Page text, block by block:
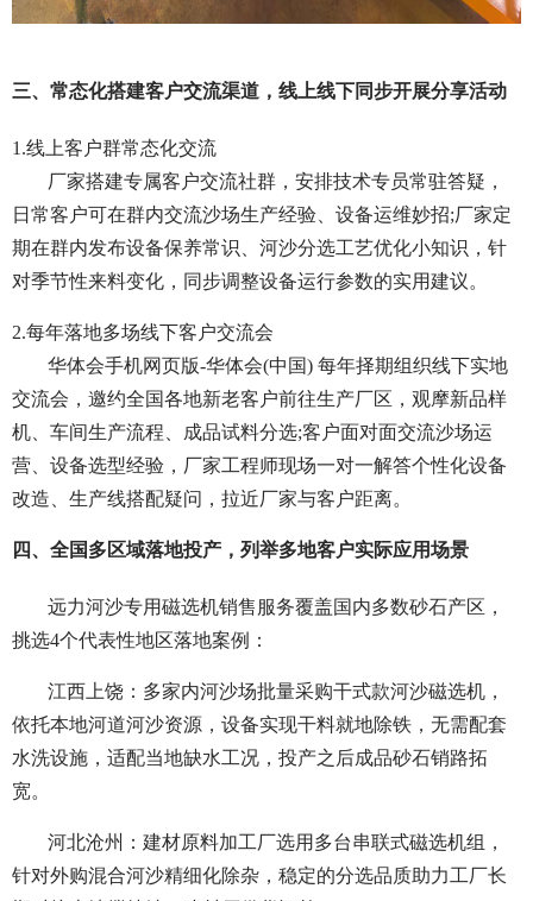
三、常态化搭建客户交流渠道，线上线下同步开展分享活动
1.线上客户群常态化交流
厂家搭建专属客户交流社群，安排技术专员常驻答疑，
日常客户可在群内交流沙场生产经验、设备运维妙招;厂家定
期在群内发布设备保养常识、河沙分选工艺优化小知识，针
对季节性来料变化，同步调整设备运行参数的实用建议。
2.每年落地多场线下客户交流会
华体会手机网页版-华体会(中国) 每年择期组织线下实地
交流会，邀约全国各地新老客户前往生产厂区，观摩新品样
机、车间生产流程、成品试料分选;客户面对面交流沙场运
营、设备选型经验，厂家工程师现场一对一解答个性化设备
改造、生产线搭配疑问，拉近厂家与客户距离。
四、全国多区域落地投产，列举多地客户实际应用场景
远力河沙专用磁选机销售服务覆盖国内多数砂石产区，
挑选4个代表性地区落地案例：
江西上饶：多家内河沙场批量采购干式款河沙磁选机，
依托本地河道河沙资源，设备实现干料就地除铁，无需配套
水洗设施，适配当地缺水工况，投产之后成品砂石销路拓
宽。
河北沧州：建材原料加工厂选用多台串联式磁选机组，
针对外购混合河沙精细化除杂，稳定的分选品质助力工厂长